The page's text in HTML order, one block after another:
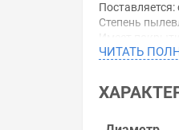
Степень
Имеет
Материал:
Уважаемые
ЧИТАТЬ